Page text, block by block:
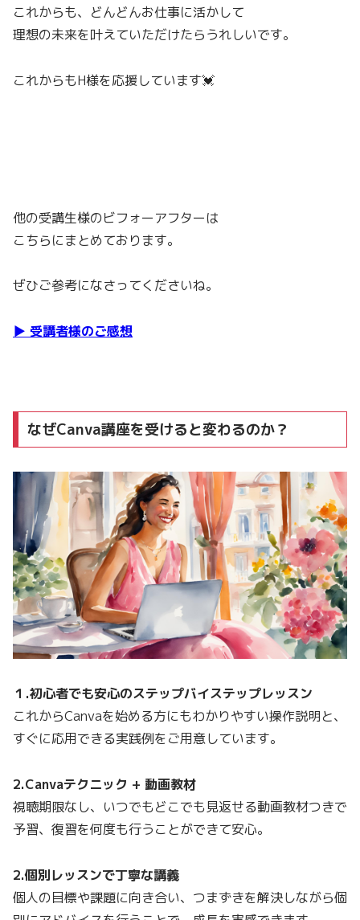
これからも、どんどんお仕事に活かして
理想の未来を叶えていただけたらうれしいです。
これからもH様を応援しています💓
他の受講生様のビフォーアフターは
こちらにまとめております。
ぜひご参考になさってくださいね。
▶︎ 受講者様のご感想
なぜCanva講座を受けると変わるのか？
１.初心者でも安心のステップバイステップレッスン
これからCanvaを始める方にもわかりやすい操作説明と、
すぐに応用できる実践例をご用意しています。
2.Canvaテクニック + 動画教材
視聴期限なし、いつでもどこでも見返せる動画教材つきで
予習、復習を何度も行うことができて安心。
2.個別レッスンで丁寧な講義
個人の目標や課題に向き合い、つまずきを解決しながら個